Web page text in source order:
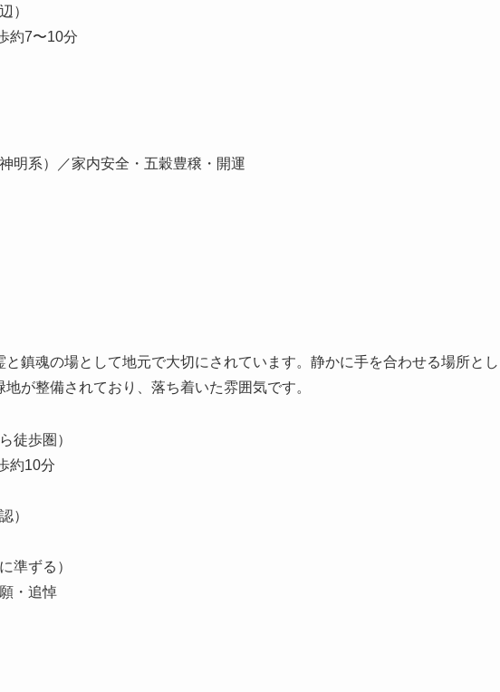
）
約7〜10分
明系）／家内安全・五穀豊穣・開運
鎮魂の場として地元で大切にされています。静かに手を合わせる場所とし
が整備されており、落ち着いた雰囲気です。
徒歩圏）
約10分
）
準ずる）
・追悼